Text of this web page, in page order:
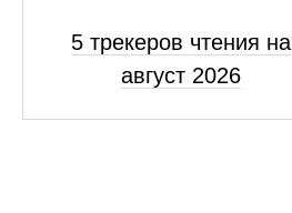
5 трекеров чтения на
август 2026